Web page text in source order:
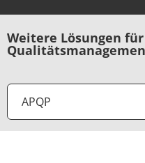
Weitere Lösungen
APQP